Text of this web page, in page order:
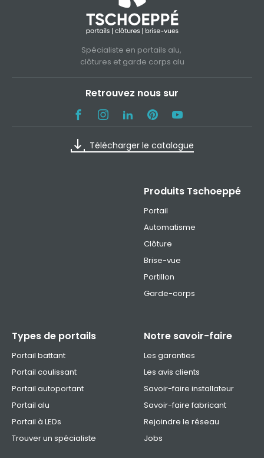
Spécialiste en portails alu,
clôtures et garde corps alu
Retrouvez nous sur
Télécharger le catalogue
Produits Tschoeppé
Portail
Automatisme
Clôture
Brise-vue
Portillon
Garde-corps
Types de portails
Portail battant
Portail coulissant
Portail autoportant
Portail alu
Portail à LEDs
Trouver un spécialiste
Notre savoir-faire
Les garanties
Les avis clients
Savoir-faire installateur
Savoir-faire fabricant
Rejoindre le réseau
Jobs